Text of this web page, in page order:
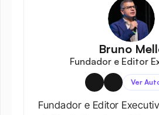
Bruno
Fundador e Editor
Ver
Fundador e Editor